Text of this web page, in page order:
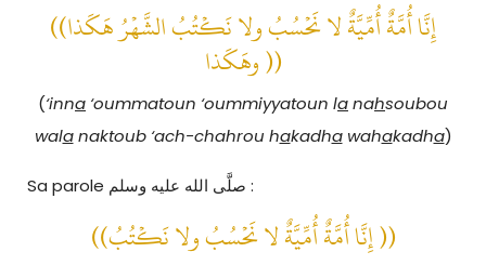
((إِنَّا أُمَّةٌ أُمِّيَّةٌ لا نَحْسُبُ ولا نَكْتُبُ الشَّهْرُ هَكَذا
وهَكَذا ))
(‘inna ‘oummatoun ‘oummiyyatoun lanahsoubou
walanaktoub ‘ach-chahrou hakadhawahakadha)
Sa parole صلَّى الله عليه وسلم :
((إِنَّا أُمَّةٌ أُمِّيَّةٌ لا نَحْسُبُ ولا نَكْتُبُ ))